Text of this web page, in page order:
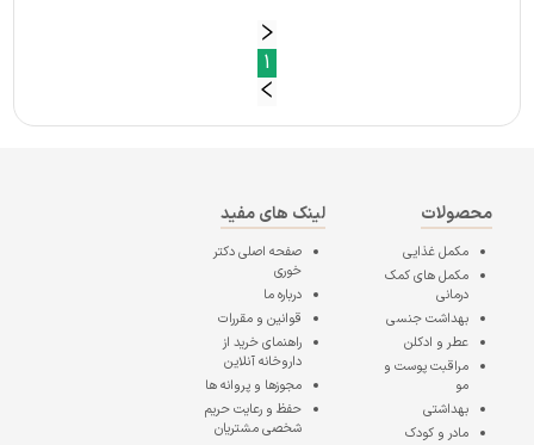
1
محصولات
مکمل غذایی
مکمل های کمک
درمانی
بهداشت جنسی
عطر و ادکلن
مراقبت پوست و
مو
بهداشتی
مادر و کودک
لینک های مفید
صفحه اصلیدکتر
خوری
درباره ما
قوانین و مقررات
راهنمای خرید از
داروخانه آنلاین
مجوزها و پروانه ها
حفظ و رعایت حریم
شخصی مشتریان